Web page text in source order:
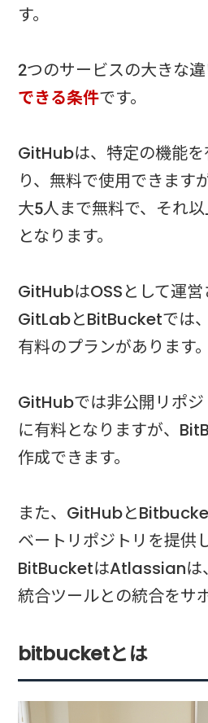
す。
2つのサービスの大きな違
できる条件です。
GitHubは、特定の機能
り、無料で使用できま
大5人まで無料で、それ
となります。
GitHubはOSSとして運営
GitLabとBitBucketでは
有料のプランがあります。
GitHubでは非公開リポ
に有料となりますが、
作成できます。
また、GitHubと
ベートリポジトリを提供
BitBucketはAtlassianは
統合ツールとの統合をサ
bitbucketとは